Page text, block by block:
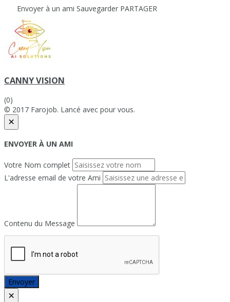
Envoyer à un ami Sauvegarder PARTAGER
CANNY VISION
(0)
© 2017 Farojob. Lancé avec pour vous.
×
ENVOYER À UN AMI
Votre Nom complet
L'adresse email de votre Ami
Contenu du Message
Envoyer
×